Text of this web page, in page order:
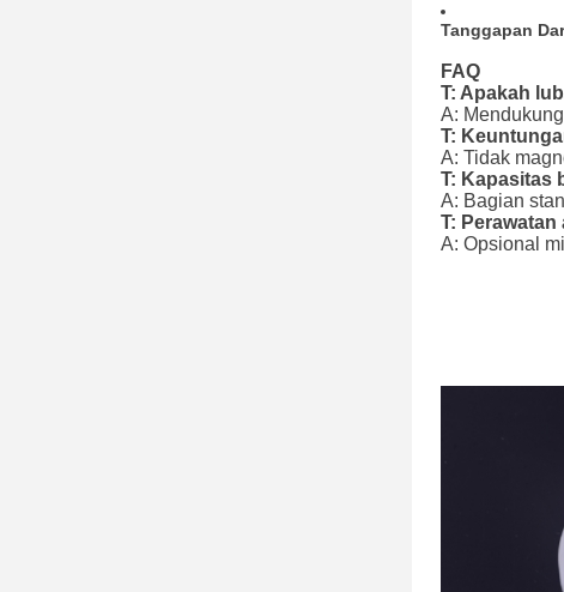
Tanggapan
FAQ
T: Apakah
A:
T:
A: Tidak
T: Kapasitas
A: Bagian
T:
A: Opsional